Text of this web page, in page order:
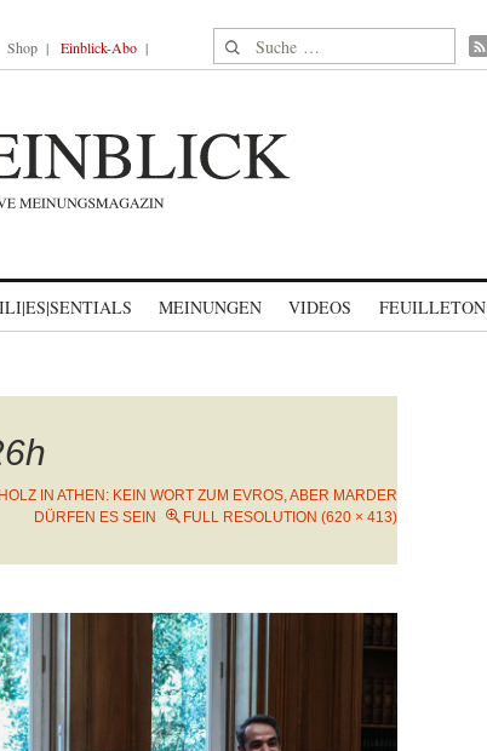
Shop Einblick-Abo Suche nach:
MEINUNGEN VIDEOS FEUILLETON
IN ATHEN: KEIN WORT ZUM EVROS, ABER MARDER
DÜRFEN ES SEIN
FULL RESOLUTION (620 × 413)